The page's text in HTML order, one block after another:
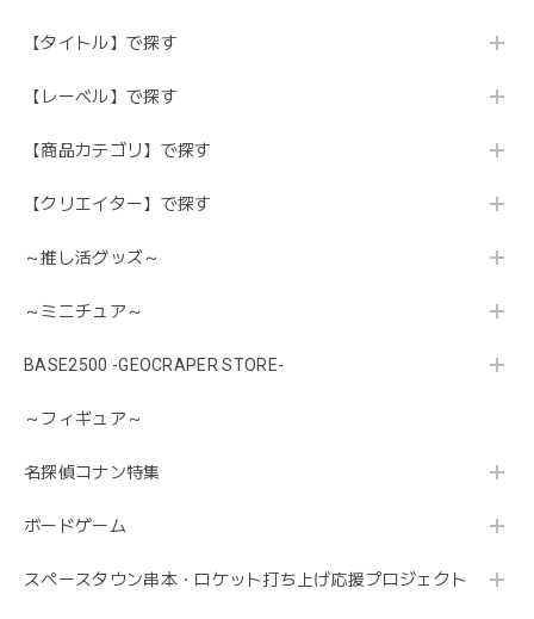
【タイトル】で探す
【レーベル】で探す
【商品カテゴリ】で探す
【クリエイター】で探す
～推し活グッズ～
～ミニチュア～
BASE2500 -GEOCRAPER STORE-
～フィギュア～
名探偵コナン特集
ボードゲーム
スペースタウン串本・ロケット打ち上げ応援プロジェクト